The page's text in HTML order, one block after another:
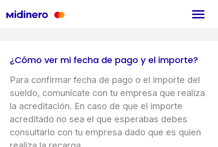
¿Cómo ver mi fecha de pago y el importe?
Para confirmar fecha de pago o el importe del
sueldo, comunícate con tu empresa que realiza
la acreditación. En caso de que el importe
acreditado no sea el que esperabas debes
consultarlo con tu empresa dado que es quien
realiza la recarga.